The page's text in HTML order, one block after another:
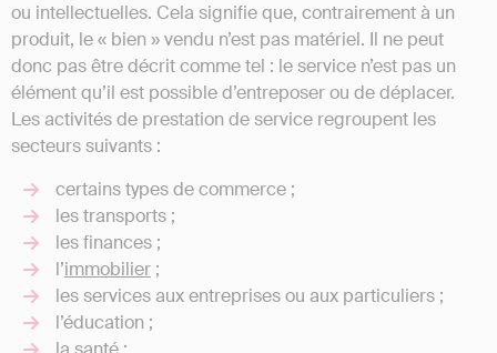
ou intellectuelles. Cela signifie que, contrairement à un
produit, le « bien » vendu n’est pas matériel. Il ne peut
donc pas être décrit comme tel : le service n’est pas un
élément qu’il est possible d’entreposer ou de déplacer.
Les activités de prestation de service regroupent les
secteurs suivants :
certains types de commerce ;
les transports ;
les finances ;
l’immobilier ;
les services aux entreprises ou aux particuliers ;
l’éducation ;